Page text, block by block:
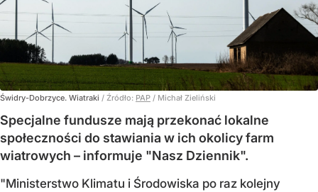
Świdry-Dobrzyce. Wiatraki / Źródło: PAP / Michał Zieliński
Specjalne fundusze mają przekonać lokalne
społeczności do stawiania w ich okolicy farm
wiatrowych – informuje "Nasz Dziennik".
"Ministerstwo Klimatu i Środowiska po raz kolejny